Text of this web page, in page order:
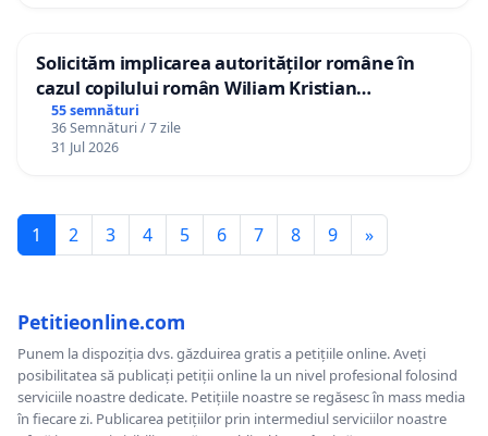
Solicităm implicarea autorităților române în
cazul copilului român Wiliam Kristian
Gheorghe, aflat în plasament în Danemarca de
12 ani
55 semnături
36 Semnături / 7 zile
31 Jul 2026
1 2 3 4 5 6 7 8 9 »
Petitieonline.com
Punem la dispoziția dvs. găzduirea gratis a petițiile online. Aveți
posibilitatea să publicați petiții online la un nivel profesional folosind
serviciile noastre dedicate. Petițiile noastre se regăsesc în mass media
în fiecare zi. Publicarea petițiilor prin intermediul serviciilor noastre